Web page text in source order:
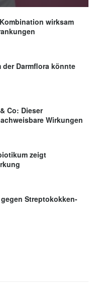
wirksam
der Darmflora könnte
Co: Dieser
Wirkungen
zeigt
Streptokokken-